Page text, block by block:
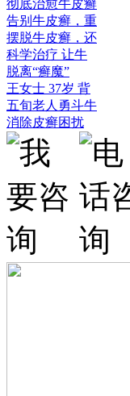
彻底治愈牛皮癣
告别牛皮癣，重
摆脱牛皮癣，还
科学治疗 让牛
脱离“癣魔”
王女士 37岁 背
五旬老人勇斗牛
消除皮癣困扰